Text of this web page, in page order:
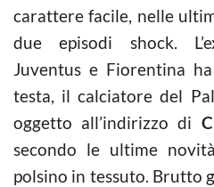
carattere facile, nelle
due episodi shock.
Juventus e Fiorentina
testa, il calciatore del
oggetto all’indirizzo di
secondo le ultime
polsino in tessuto. Brutto